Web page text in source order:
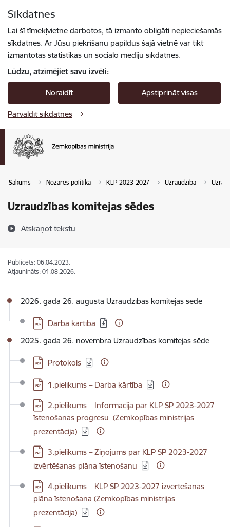
Sīkdatnes
Lai šī tīmekļvietne darbotos, tā izmanto obligāti nepieciešamās
sīkdatnes. Ar Jūsu piekrišanu papildus šajā vietnē var tikt
izmantotas statistikas un sociālo mediju sīkdatnes.
Lūdzu, atzīmējiet savu izvēli:
Noraidīt Apstiprināt visas
Pārvaldīt sīkdatnes
Sākums Nozares politika KLP 2023-2027 Uzraudzība
Uzraudzības komitejas sēdes
Atskaņot tekstu
Publicēts: 06.04.2023.
Atjaunināts: 01.08.2026.
2026. gada 26. augusta Uzraudzības komitejas sēde
Lejupielādēt:
Darba kārtība
2025. gada 26. novembra Uzraudzības komitejas sēde
Lejupielādēt:
Protokols
Lejupielādēt:
1.pielikums – Darba kārtība
Lejupielādēt:
2.pielikums – Informācija par KLP SP 2023-2027
īstenošanas progresu (Zemkopības ministrijas
prezentācija)
Lejupielādēt:
3.pielikums – Ziņojums par KLP SP 2023-2027
izvērtēšanas plāna īstenošanu
Lejupielādēt:
4.pielikums – KLP SP 2023-2027 izvērtēšanas
plāna īstenošana (Zemkopības ministrijas
prezentācija)